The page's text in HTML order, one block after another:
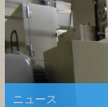
ニュース